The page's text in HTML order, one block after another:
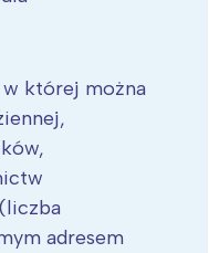
w której można
adresem